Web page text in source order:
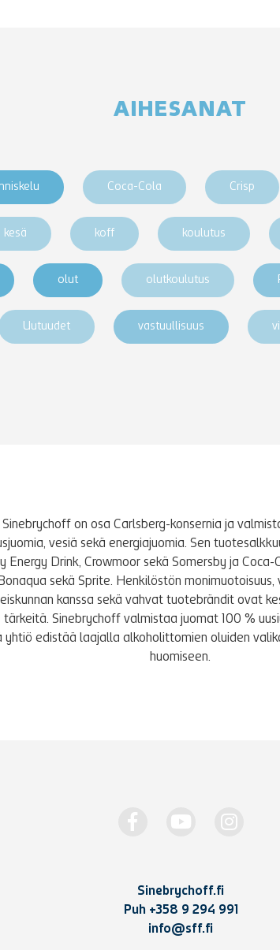
AIHESANAT
Coca-Cola Crisp
kesä koff koulutus
olut olutkoulutus
Uutuudet vastuullisuus
Sinebrychoff on osa Carlsberg-konsernia ja
vesiä sekä energiajuomia. Sen
Energy Drink, Crowmoor sekä Somersby ja
sekä Sprite. Henkilöstön monimuotoisuus,
kanssa sekä vahvat tuotebrändit ovat
tärkeitä. Sinebrychoff valmistaa juomat 100 %
yhtiö edistää laajalla alkoholittomien oluiden
huomiseen.
Sinebrychoff.fi
Puh +358 9 294 991
info@sff.fi